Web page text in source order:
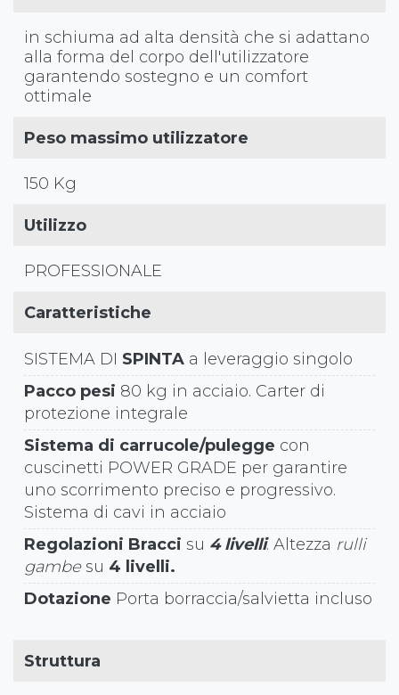
in schiuma ad alta densità che si adattano
alla forma del corpo dell'utilizzatore
garantendo sostegno e un comfort
ottimale
Peso massimo utilizzatore
150 Kg
Utilizzo
PROFESSIONALE
Caratteristiche
SISTEMA DI SPINTA a leveraggio singolo
Pacco pesi 80 kg in acciaio. Carter di
protezione integrale
Sistema di carrucole/pulegge con
cuscinetti POWER GRADE per garantire
uno scorrimento preciso e progressivo.
Sistema di cavi in acciaio
Regolazioni Bracci su 4 livelli. Altezza rulli
gambesu 4 livelli.
Dotazione Porta borraccia/salvietta incluso
Struttura